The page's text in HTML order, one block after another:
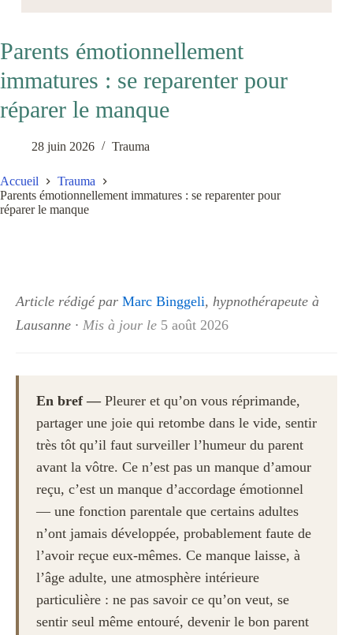
Parents émotionnellement
immatures : se reparenter pour
réparer le manque
28 juin 2026 Trauma
Accueil
Trauma
Parents émotionnellement immatures : se reparenter pour
réparer le manque
Article rédigé par Marc Binggeli, hypnothérapeute à
Lausanne · Mis à jour le 5 août 2026
En bref —Pleurer et qu’on vous réprimande,
partager une joie qui retombe dans le vide, sentir
très tôt qu’il faut surveiller l’humeur du parent
avant la vôtre. Ce n’est pas un manque d’amour
reçu, c’est un manque d’accordage émotionnel
— une fonction parentale que certains adultes
n’ont jamais développée, probablement faute de
l’avoir reçue eux-mêmes. Ce manque laisse, à
l’âge adulte, une atmosphère intérieure
particulière : ne pas savoir ce qu’on veut, se
sentir seul même entouré, devenir le bon parent